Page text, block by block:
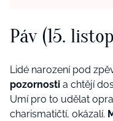
Páv (15.
Lidé narození pod
pozornosti a chtějí
Umí pro to udělat
charismatičtí, okázalí.